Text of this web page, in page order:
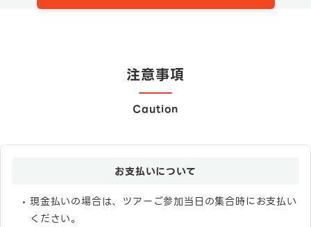
注意事項
Caution
お支払いについて
現金払いの場合は、ツアーご参加当日の集合時にお支払い
ください。